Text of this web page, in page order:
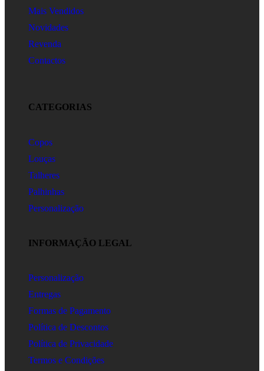
Mais Vendidos
Novidades
Revenda
Contactos
CATEGORIAS
Copos
Louças
Talheres
Palhinhas
Personalização
INFORMAÇÃO LEGAL
Personalização
Entregas
Formas de Pagamento
Política de Descontos
Política de Privacidade
Termos e Condições